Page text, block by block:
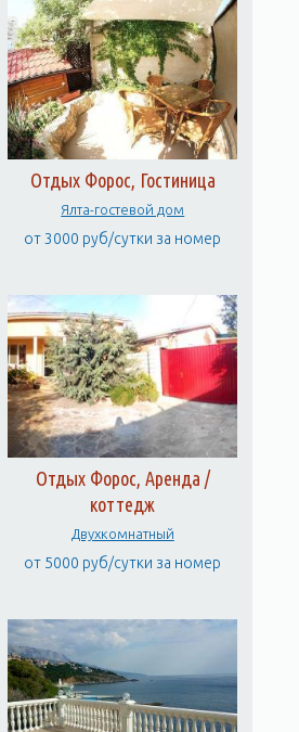
Отдых Форос, Гостиница
Ялта-гостевой дом
от 3000 руб/сутки за номер
Отдых Форос, Аренда /
коттедж
Двухкомнатный
от 5000 руб/сутки за номер